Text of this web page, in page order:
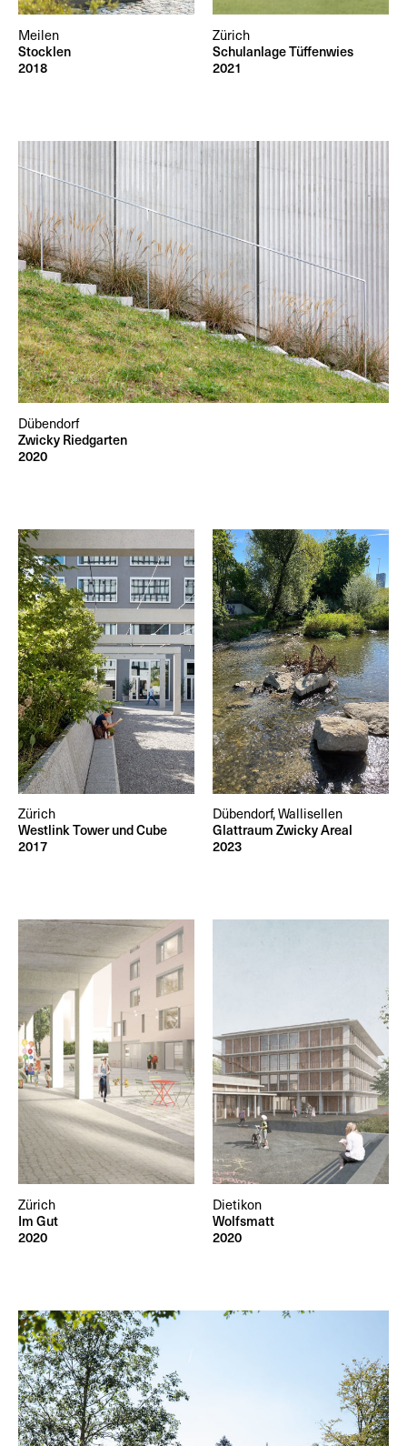
Meilen
Stocklen
2018
Zürich
Schulanlage Tüffenwies
2021
Dübendorf
Zwicky Riedgarten
2020
Zürich
Westlink Tower und Cube
2017
Dübendorf, Wallisellen
Glattraum Zwicky Areal
2023
Zürich
Im Gut
2020
Dietikon
Wolfsmatt
2020